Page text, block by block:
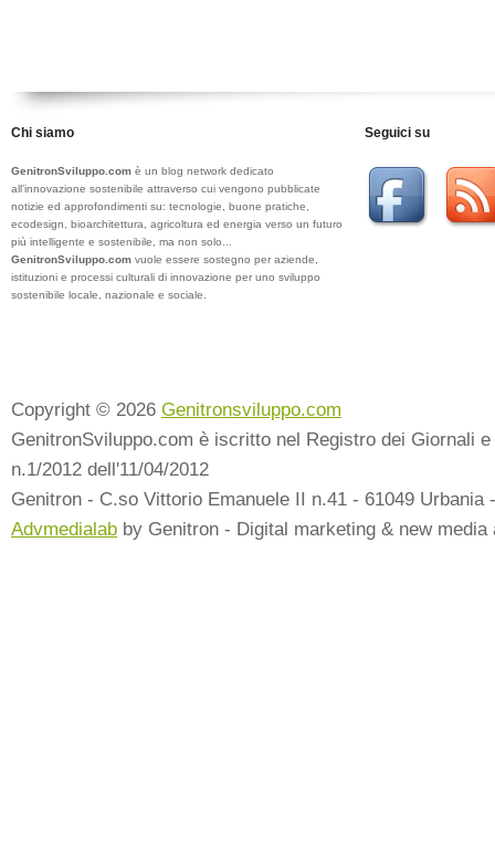
Chi siamo
GenitronSviluppo.com è un blog network dedicato
all’innovazione sostenibile attraverso cui vengono pubblicate
notizie ed approfondimenti su: tecnologie, buone pratiche,
ecodesign, bioarchitettura, agricoltura ed energia verso un futuro
più intelligente e sostenibile, ma non solo...
GenitronSviluppo.com vuole essere sostegno per aziende,
istituzioni e processi culturali di innovazione per uno sviluppo
sostenibile locale, nazionale e sociale.
Seguici su
Copyright © 2026 Genitronsviluppo.com
GenitronSviluppo.com è iscritto nel Registro dei Giornali
n.1/2012 dell'11/04/2012
Genitron - C.so Vittorio Emanuele II n.41 - 61049 Urbania
Advmedialab by Genitron - Digital marketing & new media